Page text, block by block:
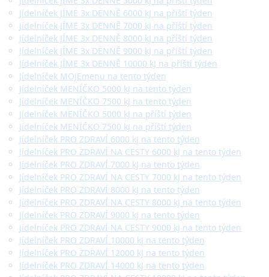
Jídelníček JÍME 3x DENNĚ 6000 kJ na příští týden
Jídelníček JÍME 3x DENNĚ 7000 kJ na příští týden
Jídelníček JÍME 3x DENNĚ 8000 kJ na příští týden
Jídelníček JÍME 3x DENNĚ 9000 kJ na příští týden
Jídelníček JÍME 3x DENNĚ 10000 kJ na příští týden
Jídelníček MOJEmenu na tento týden
Jídelníček MENÍČKO 5000 kJ na tento týden
Jídelníček MENÍČKO 7500 kJ na tento týden
Jídelníček MENÍČKO 5000 kJ na příští týden
Jídelníček MENÍČKO 7500 kJ na příští týden
Jídelníček PRO ZDRAVÍ 6000 kJ na tento týden
Jídelníček PRO ZDRAVÍ NA CESTY 6000 kJ na tento týden
Jídelníček PRO ZDRAVÍ 7000 kJ na tento týden
Jídelníček PRO ZDRAVÍ NA CESTY 7000 kJ na tento týden
Jídelníček PRO ZDRAVÍ 8000 kJ na tento týden
Jídelníček PRO ZDRAVÍ NA CESTY 8000 kJ na tento týden
Jídelníček PRO ZDRAVÍ 9000 kJ na tento týden
Jídelníček PRO ZDRAVÍ NA CESTY 9000 kJ na tento týden
Jídelníček PRO ZDRAVÍ 10000 kJ na tento týden
Jídelníček PRO ZDRAVÍ 12000 kJ na tento týden
Jídelníček PRO ZDRAVÍ 14000 kJ na tento týden